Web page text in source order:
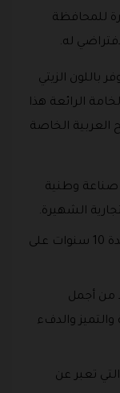
للمحافظة
له.
الزيتي
الرائعة هذا
العربية الخاصة
صناعة وطنية
كما يحصل العميل أيضا على ضمان لمدة 10 سنوات على
من أجمل
والدفء
تعبر عن